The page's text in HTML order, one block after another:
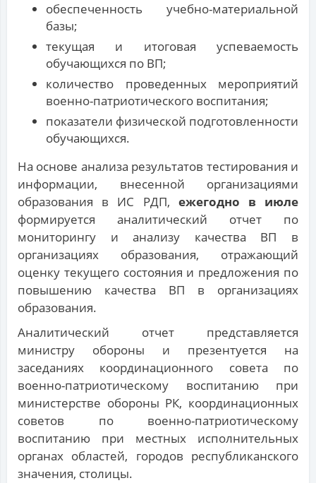
обеспеченность учебно-материальной
базы;
текущая и итоговая успеваемость
обучающихся по ВП;
количество проведенных мероприятий
военно-патриотического воспитания;
показатели физической подготовленности
обучающихся.
На основе анализа результатов тестирования и
информации, внесенной организациями
образования в ИС РДП, ежегодно в июле
формируется аналитический отчет по
мониторингу и анализу качества ВП в
организациях образования, отражающий
оценку текущего состояния и предложения по
повышению качества ВП в организациях
образования.
Аналитический отчет представляется
министру обороны и презентуется на
заседаниях координационного совета по
военно-патриотическому воспитанию при
министерстве обороны РК, координационных
советов по военно-патриотическому
воспитанию при местных исполнительных
органах областей, городов республиканского
значения, столицы.